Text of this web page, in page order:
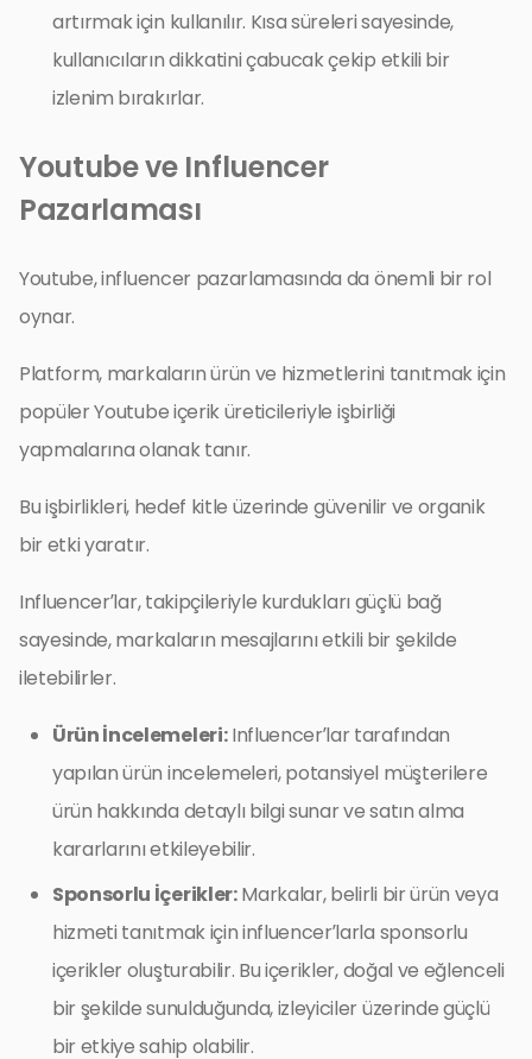
artırmak için kullanılır. Kısa süreleri sayesinde,
kullanıcıların dikkatini çabucak çekip etkili bir
izlenim bırakırlar.
Youtube ve Influencer
Pazarlaması
Youtube, influencer pazarlamasında da önemli bir rol
oynar.
Platform, markaların ürün ve hizmetlerini tanıtmak için
popüler Youtube içerik üreticileriyle işbirliği
yapmalarına olanak tanır.
Bu işbirlikleri, hedef kitle üzerinde güvenilir ve organik
bir etki yaratır.
Influencer’lar, takipçileriyle kurdukları güçlü bağ
sayesinde, markaların mesajlarını etkili bir şekilde
iletebilirler.
Ürün İncelemeleri:Influencer’lar tarafından
yapılan ürün incelemeleri, potansiyel müşterilere
ürün hakkında detaylı bilgi sunar ve satın alma
kararlarını etkileyebilir.
Sponsorlu İçerikler:Markalar, belirli bir ürün veya
hizmeti tanıtmak için influencer’larla sponsorlu
içerikler oluşturabilir. Bu içerikler, doğal ve eğlenceli
bir şekilde sunulduğunda, izleyiciler üzerinde güçlü
bir etkiye sahip olabilir.